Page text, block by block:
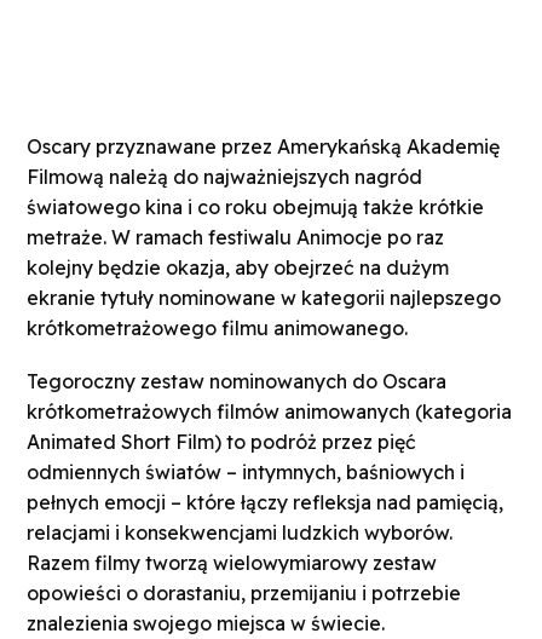
Oscary przyznawane przez Amerykańską Akademię
Filmową należą do najważniejszych nagród
światowego kina i co roku obejmują także krótkie
metraże. W ramach festiwalu Animocje po raz
kolejny będzie okazja, aby obejrzeć na dużym
ekranie tytuły nominowane w kategorii najlepszego
krótkometrażowego filmu animowanego.
Tegoroczny zestaw nominowanych do Oscara
krótkometrażowych filmów animowanych (kategoria
Animated Short Film) to podróż przez pięć
odmiennych światów – intymnych, baśniowych i
pełnych emocji – które łączy refleksja nad pamięcią,
relacjami i konsekwencjami ludzkich wyborów.
Razem filmy tworzą wielowymiarowy zestaw
opowieści o dorastaniu, przemijaniu i potrzebie
znalezienia swojego miejsca w świecie.